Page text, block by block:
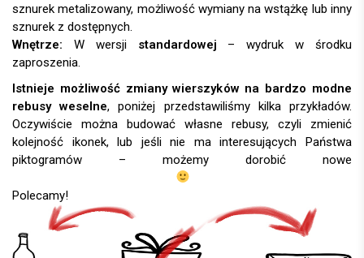
sznurek metalizowany, możliwość wymiany na wstążkę lub inny
sznurek z dostępnych.
Wnętrze: W wersji standardowej – wydruk w środku
zaproszenia.
Istnieje możliwość zmiany wierszyków na bardzo modne
rebusy weselne, poniżej przedstawiliśmy kilka przykładów.
Oczywiście można budować własne rebusy, czyli zmienić
kolejność ikonek, lub jeśli nie ma interesujących Państwa
piktogramów – możemy dorobić nowe
Polecamy!